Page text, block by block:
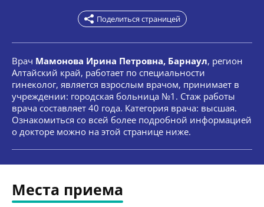
Поделиться страницей
Врач Мамонова Ирина Петровна, Барнаул, регион
Алтайский край, работает по специальности
гинеколог, является взрослым врачом, принимает в
учреждении: городская больница №1. Стаж работы
врача составляет 40 года. Категория врача: высшая.
Ознакомиться со всей более подробной информацией
о докторе можно на этой странице ниже.
Места приема